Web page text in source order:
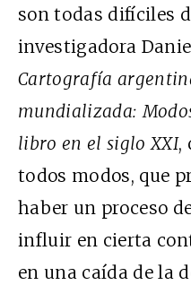
son todas difíciles
investigadora
Cartografía
mundializada:
libro en el siglo XXI,
todos modos, que
haber un proceso
influir en cierta
en una caída de la